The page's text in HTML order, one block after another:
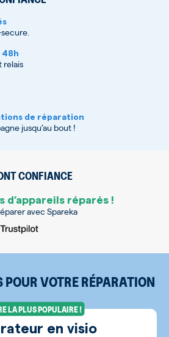
48h
relais
de réparation
jusqu’au bout !
CONFIANCE
d’appareils réparés !
avec Spareka
VOTRE RÉPARATION
LA PLUS POPULAIRE !
en visio